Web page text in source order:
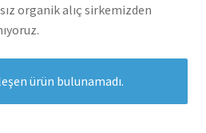
organik alıç sirkemizden
ürün bulunamadı.